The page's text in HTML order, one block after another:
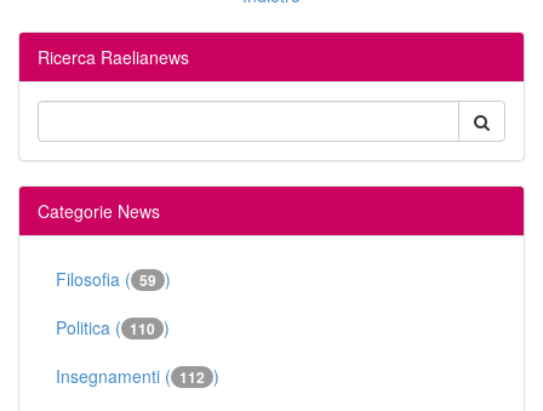
Ricerca Raelianews
Categorie News
Filosofia ( 59 )
Politica ( 110 )
Insegnamenti ( 112 )